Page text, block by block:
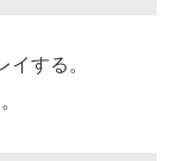
する。